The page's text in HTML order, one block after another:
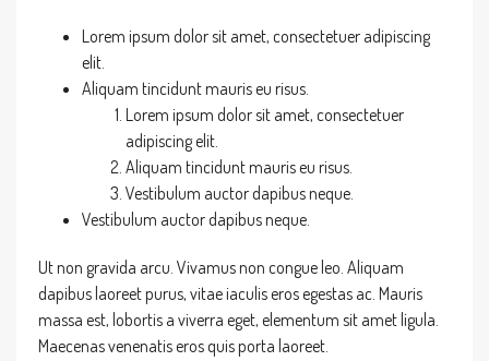
Lorem ipsum dolor sit amet, consectetuer adipiscing
elit.
Aliquam tincidunt mauris eu risus.
Lorem ipsum dolor sit amet, consectetuer
adipiscing elit.
Aliquam tincidunt mauris eu risus.
Vestibulum auctor dapibus neque.
Vestibulum auctor dapibus neque.
Ut non gravida arcu. Vivamus non congue leo. Aliquam
dapibus laoreet purus, vitae iaculis eros egestas ac. Mauris
massa est, lobortis a viverra eget, elementum sit amet ligula.
Maecenas venenatis eros quis porta laoreet.